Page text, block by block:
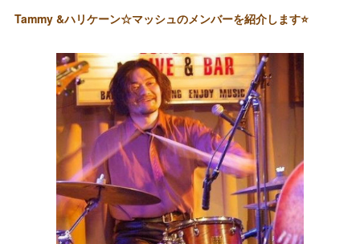
Tammy &ハリケーン☆マッシュのメンバーを紹介します⭐️